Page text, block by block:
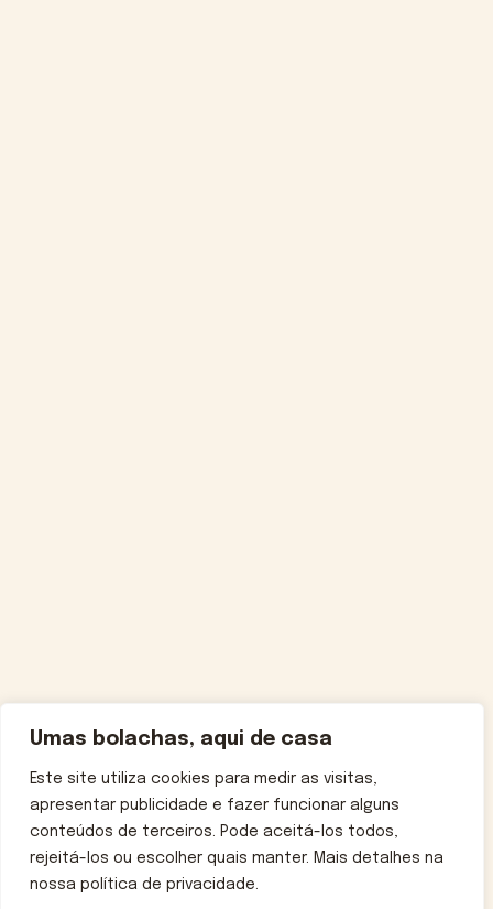
Umas bolachas, aqui de casa
Este site utiliza cookies para medir as visitas,
apresentar publicidade e fazer funcionar alguns
conteúdos de terceiros. Pode aceitá-los todos,
rejeitá-los ou escolher quais manter. Mais detalhes na
nossa política de privacidade.